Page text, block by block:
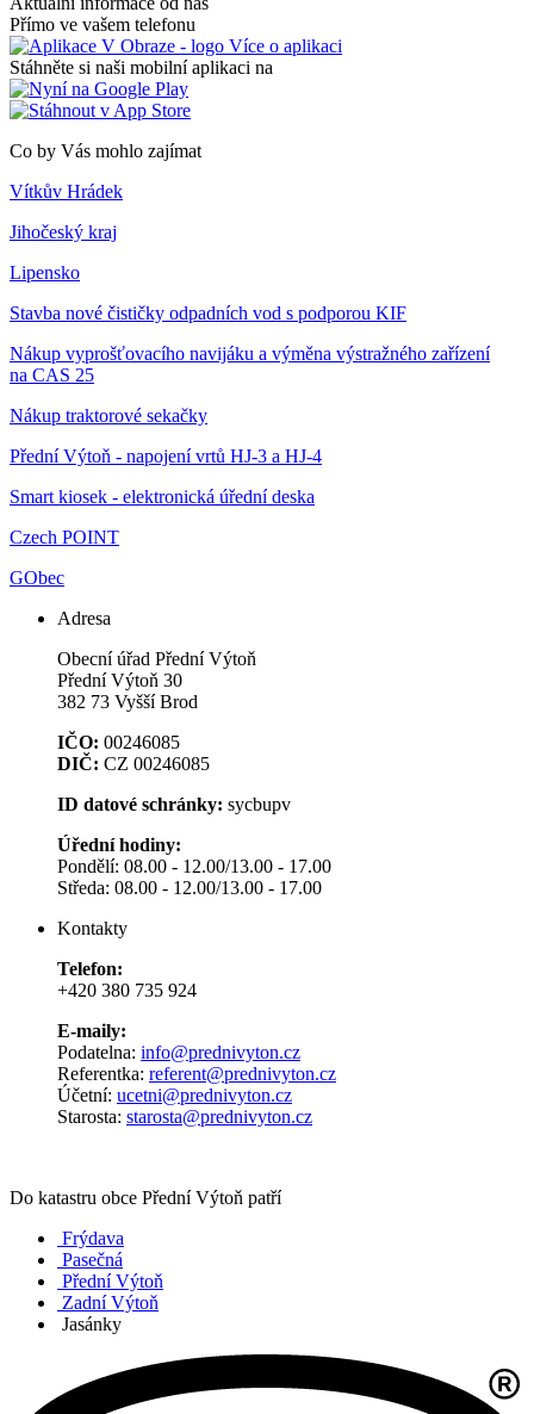
Přímo ve vašem telefonu
Více o aplikaci
Stáhněte si naši mobilní aplikaci na
Co by Vás mohlo zajímat
Vítkův Hrádek
Jihočeský kraj
Lipensko
Stavba nové čističky odpadních vod s podporou KIF
Nákup vyprošťovacího navijáku a výměna výstražného zařízení
na CAS 25
Nákup traktorové sekačky
Přední Výtoň - napojení vrtů HJ-3 a HJ-4
Smart kiosek - elektronická úřední deska
Czech POINT
GObec
Adresa
Obecní úřad Přední Výtoň
Přední Výtoň 30
382 73 Vyšší Brod
IČO: 00246085
DIČ: CZ 00246085
ID datové schránky: sycbupv
Úřední hodiny:
Pondělí: 08.00 - 12.00/13.00 - 17.00
Středa: 08.00 - 12.00/13.00 - 17.00
Kontakty
Telefon:
+420 380 735 924
E-maily:
Podatelna: info@prednivyton.cz
Referentka: referent@prednivyton.cz
Účetní: ucetni@prednivyton.cz
Starosta: starosta@prednivyton.cz
Do katastru obce Přední Výtoň patří
Frýdava
Pasečná
Přední Výtoň
Zadní Výtoň
Jasánky